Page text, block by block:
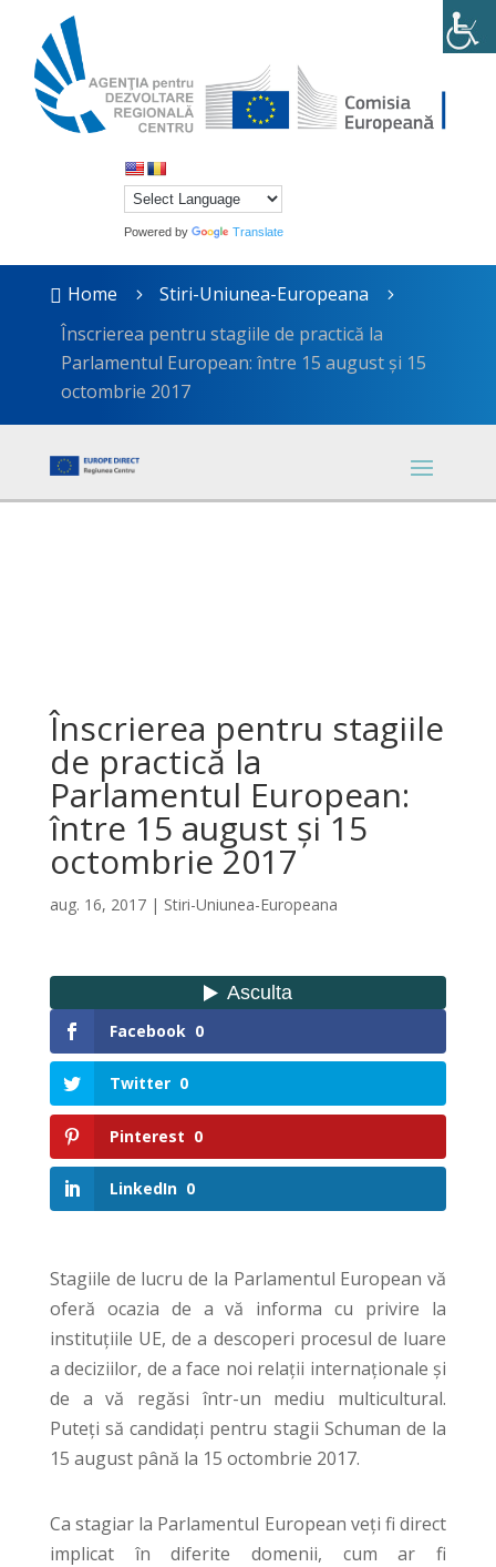
Powered by Translate
 Home 5 Stiri-Uniunea-Europeana 5
Înscrierea pentru stagiile de practică la
Parlamentul European: între 15 august și 15
octombrie 2017
Înscrierea pentru stagiile
de practică la
Parlamentul European:
între 15 august și 15
octombrie 2017
aug. 16, 2017| Stiri-Uniunea-Europeana
Facebook 0
Twitter 0
Pinterest 0
LinkedIn 0
Stagiile de lucru de la Parlamentul European vă
oferă ocazia de a vă informa cu privire la
instituțiile UE, de a descoperi procesul de luare
a deciziilor, de a face noi relații internaționale și
de a vă regăsi într-un mediu multicultural.
Puteți să candidați pentru stagii Schuman de la
15 august până la 15 octombrie 2017.
Ca stagiar la Parlamentul European veți fi direct
implicat în diferite domenii, cum ar fi